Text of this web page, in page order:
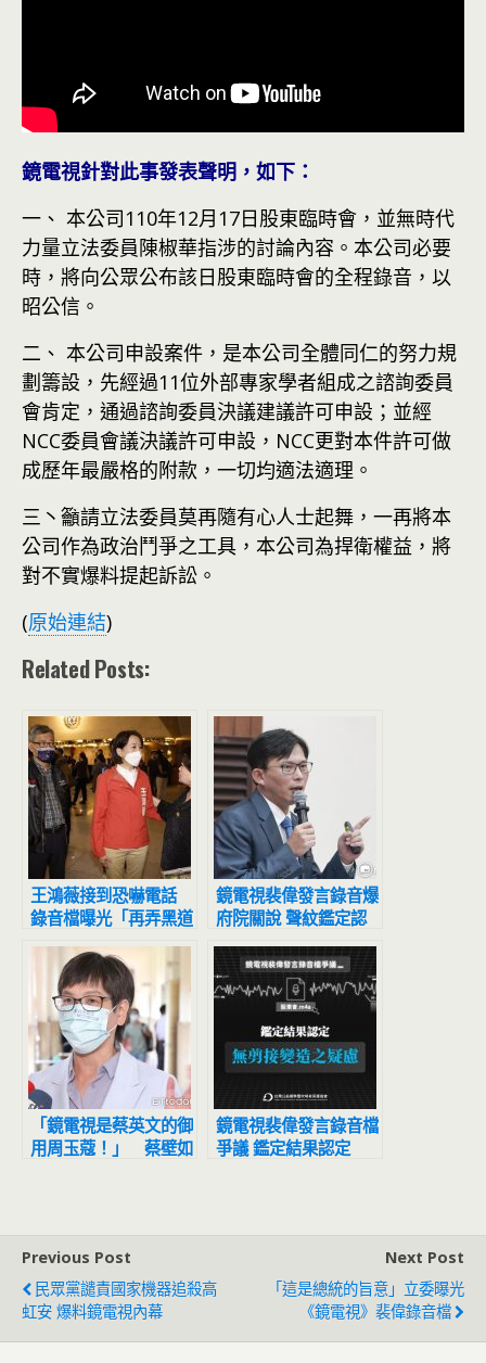
鏡電視針對此事發表聲明，如下：
一、 本公司110年12月17日股東臨時會，並無時代
力量立法委員陳椒華指涉的討論內容。本公司必要
時，將向公眾公布該日股東臨時會的全程錄音，以
昭公信。
二、 本公司申設案件，是本公司全體同仁的努力規
劃籌設，先經過11位外部專家學者組成之諮詢委員
會肯定，通過諮詢委員決議建議許可申設；並經
NCC委員會議決議許可申設，NCC更對本件許可做
成歷年最嚴格的附款，一切均適法適理。
三丶籲請立法委員莫再隨有心人士起舞，一再將本
公司作為政治鬥爭之工具，本公司為捍衛權益，將
對不實爆料提起訴訟。
(原始連結)
Related Posts:
王鴻薇接到恐嚇電話
錄音檔曝光「再弄黑道
我們會開槍」
鏡電視裴偉發言錄音爆
府院關說 聲紋鑑定認
定「無剪接變造之疑
慮」
「鏡電視是蔡英文的御
用周玉蔻！」 蔡壁如
鏡電視裴偉發言錄音檔
爭議 鑑定結果認定
Previous Post
民眾黨譴責國家機器追殺高
虹安 爆料鏡電視內幕
Next Post
「這是總統的旨意」立委曝光
《鏡電視》裴偉錄音檔